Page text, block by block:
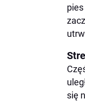
się